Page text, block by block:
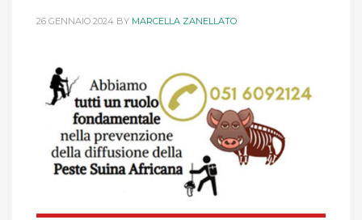
26 GENNAIO 2024 BY MARCELLA ZANELLATO